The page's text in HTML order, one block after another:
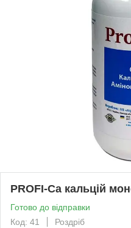
PROFI-Са кальцій
Готово до відправки
Код: 41
Роздріб